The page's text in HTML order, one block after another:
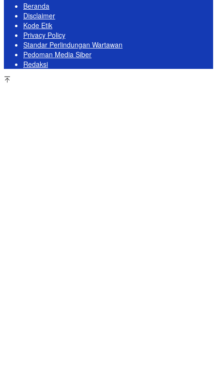
Beranda
Disclaimer
Kode Etik
Privacy Policy
Standar Perlindungan Wartawan
Pedoman Media Siber
Redaksi